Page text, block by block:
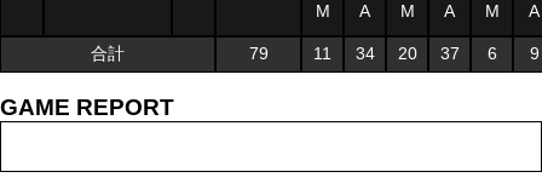
M A M A M A
合計 79 11 34 20 37 6 9
GAME REPORT